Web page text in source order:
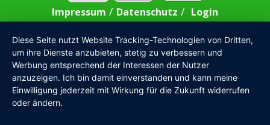
Impressum / Datenschutz / Login
Diese Seite nutzt Website Tracking-Technologien von Dritten,
um ihre Dienste anzubieten, stetig zu verbessern und
Werbung entsprechend der Interessen der Nutzer
anzuzeigen. Ich bin damit einverstanden und kann meine
Einwilligung jederzeit mit Wirkung für die Zukunft widerrufen
oder ändern.